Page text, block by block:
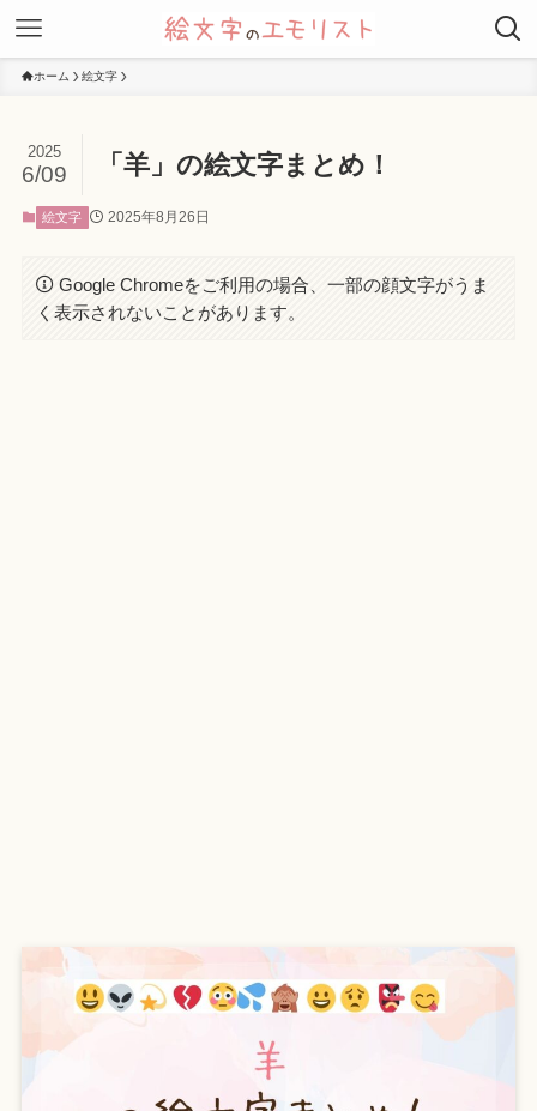
ホーム 絵文字
「羊」の絵文字まとめ！
2025
6/09
絵文字 2025年8月26日
Google Chromeをご利用の場合、一部の顔文字がうま
く表示されないことがあります。